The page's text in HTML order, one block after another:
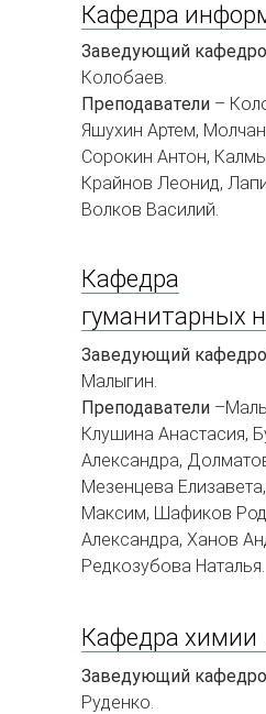
Кафедра
Заведующий
Колобаев.
Преподаватели –
Яшухин Артем,
Сорокин Антон,
Крайнов Леонид,
Волков Василий.
Кафедра
гуманитарных
Заведующий
Малыгин.
Преподаватели
Клушина Анастасия,
Александра,
Мезенцева
Максим, Шафиков
Александра, Ханов
Редкозубова Наталья.
Кафедра химии
Заведующий
Руденко.